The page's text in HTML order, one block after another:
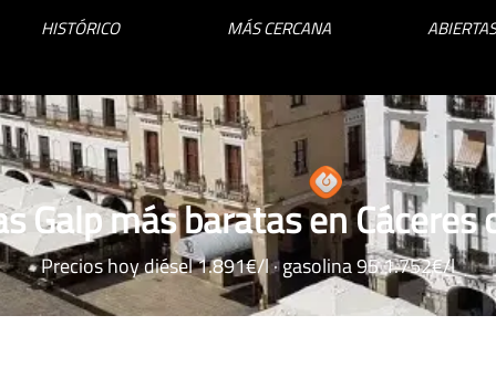
HISTÓRICO MÁS CERCANA
Galp más baratas en Cáceres
Precios hoy diésel 1.891€/l · gasolina 95 1.752€/l